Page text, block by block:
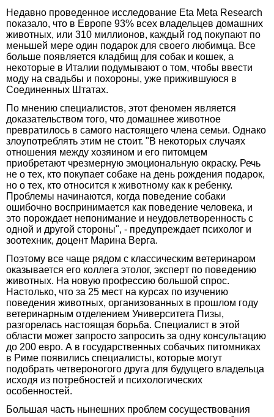
Недавно проведенное исследование Eta Meta Research
показало, что в Европе 93% всех владельцев домашних
животных, или 310 миллионов, каждый год покупают по
меньшей мере один подарок для своего любимца. Все
больше появляется кладбищ для собак и кошек, а
некоторые в Италии подумывают о том, чтобы ввести
моду на свадьбы и похороны, уже прижившуюся в
Соединенных Штатах.
По мнению специалистов, этот феномен является
доказательством того, что домашнее животное
превратилось в самого настоящего члена семьи. Однако
злоупотреблять этим не стоит. "В некоторых случаях
отношения между хозяином и его питомцем
приобретают чрезмерную эмоциональную окраску. Речь
не о тех, кто покупает собаке на день рождения подарок,
но о тех, кто относится к животному как к ребенку.
Проблемы начинаются, когда поведение собаки
ошибочно воспринимается как поведение человека, и
это порождает непонимание и неудовлетворенность с
одной и другой стороны", - предупреждает психолог и
зоотехник, доцент Марина Верга.
Поэтому все чаще рядом с классическим ветеринаром
оказывается его коллега этолог, эксперт по поведению
животных. На новую профессию большой спрос.
Настолько, что за 25 мест на курсах по изучению
поведения животных, организованных в прошлом году
ветеринарным отделением Университета Пизы,
разгорелась настоящая борьба. Специалист в этой
области может запросто запросить за одну консультацию
до 200 евро. А в государственных собачьих питомниках
в Риме появились специалисты, которые могут
подобрать четвероногого друга для будущего владельца
исходя из потребностей и психологических
особенностей.
Большая часть нынешних проблем сосуществования